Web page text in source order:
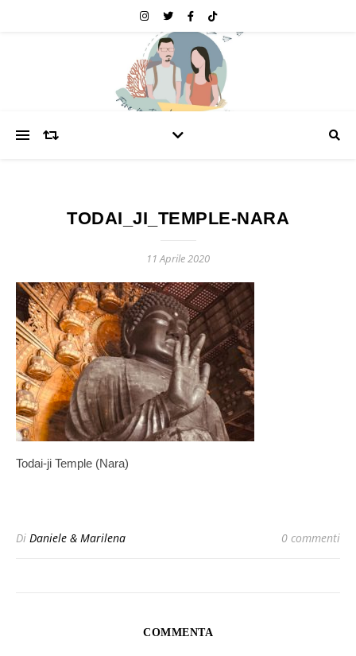
TODAI_JI_TEMPLE-NARA
11 Aprile 2020
Todai-ji Temple (Nara)
Di Daniele & Marilena 0 commenti
COMMENTA